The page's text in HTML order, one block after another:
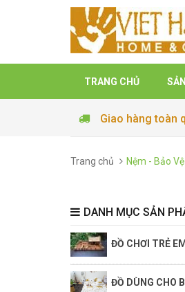
TRANG CHỦ
Giao hàng toàn
Trang chủ Nệm - Bảo
DANH MỤC SẢN
ĐỒ CHƠI TRẺ EM
ĐỒ DÙNG CHO